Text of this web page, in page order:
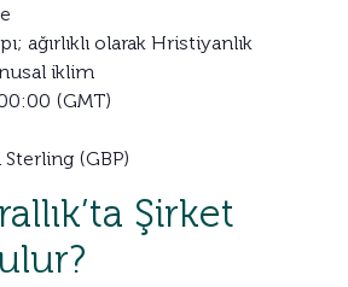
ağırlıklı olarak Hristiyanlık
iklim
(GMT)
(GBP)
Şirket